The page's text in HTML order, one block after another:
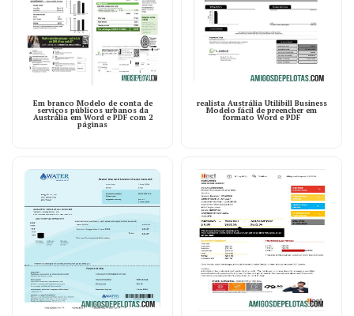
Em branco Modelo de conta de
serviços públicos urbanos da
Austrália em Word e PDF com 2
páginas
realista Austrália Utilibill Business
Modelo fácil de preencher em
formato Word e PDF